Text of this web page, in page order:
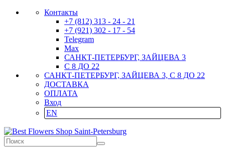
Контакты
+7 (812) 313 - 24 - 21
+7 (921) 302 - 17 - 54
Telegram
Max
САНКТ-ПЕТЕРБУРГ, ЗАЙЦЕВА 3
С 8 ДО 22
САНКТ-ПЕТЕРБУРГ, ЗАЙЦЕВА 3, С 8 ДО 22
ДОСТАВКА
ОПЛАТА
Вход
EN